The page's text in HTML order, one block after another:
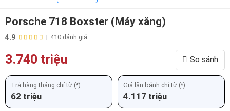
Porsche 718 Boxster (Máy xăng)
4.9 | 410 đánh giá
3.740 triệu So sánh
Trả hàng tháng chỉ từ (*)
62 triệu
Giá lăn bánh chỉ từ (*)
4.117 triệu